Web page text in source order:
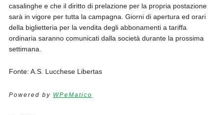
casalinghe e che il diritto di prelazione per la propria postazione
sarà in vigore per tutta la campagna. Giorni di apertura ed orari
della biglietteria per la vendita degli abbonamenti a tariffa
ordinaria saranno comunicati dalla società durante la prossima
settimana.
Fonte: A.S. Lucchese Libertas
Powered by WPeMatico